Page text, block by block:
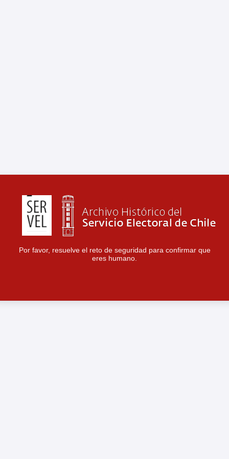
Por favor, resuelve el reto de seguridad para confirmar que
eres humano.